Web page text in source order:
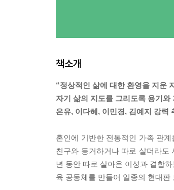
책소개
“정상적인 삶에 대한 환영을 지운
자기 삶의 지도를 그리도록 용기와
은유, 이다혜, 이민경, 김예지 강력
혼인에 기반한 전통적인 가족 관
친구와 동거하거나 따로 살더라도
년 동안 따로 살아온 이성과 결합
육 공동체를 만들어 일종의 현대판